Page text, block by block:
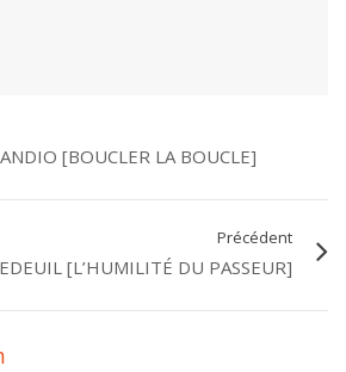
[BOUCLER LA BOUCLE]
Précédent
[L’HUMILITÉ DU PASSEUR]